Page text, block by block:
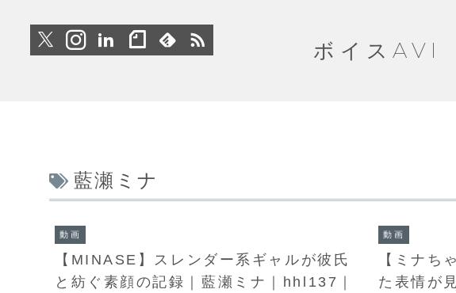
ボイスAVI
藍瀬ミナ
動画
【MINASE】スレンダー系ギャルが彼氏
と紡ぐ素顔の記録｜藍瀬ミナ｜hhl137｜
動画
【ミナち
た表情が